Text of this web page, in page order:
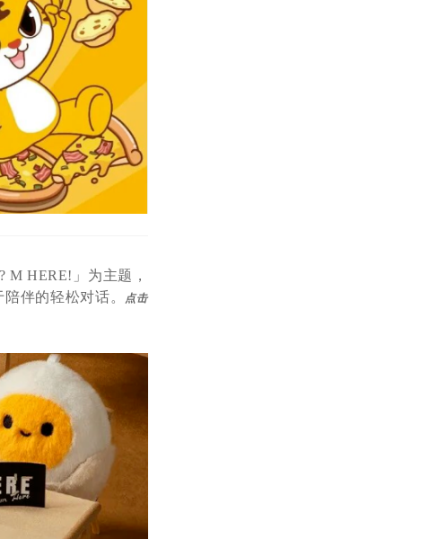
M HERE!」为主题，
伴的轻松对话。
点击